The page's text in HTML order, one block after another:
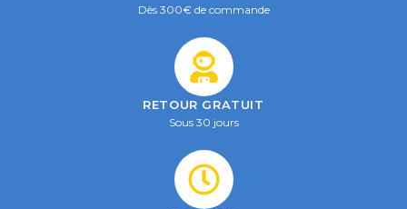
Dès 300€ de commande
RETOUR GRATUIT
Sous 30 jours